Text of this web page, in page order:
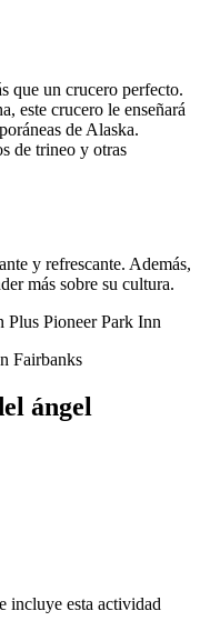
que un crucero perfecto.
este crucero le enseñará
de Alaska.
de trineo y otras
y refrescante. Además,
más sobre su cultura.
Plus Pioneer Park Inn
Fairbanks
ángel
incluye esta actividad